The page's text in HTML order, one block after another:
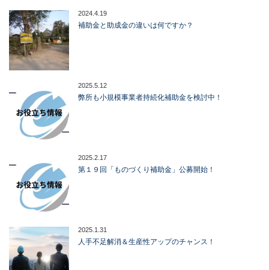
2024.4.19
補助金と助成金の違いは何ですか？
2025.5.12
弊所も小規模事業者持続化補助金を検討中！
2025.2.17
第１９回「ものづくり補助金」公募開始！
2025.1.31
人手不足解消＆生産性アップのチャンス！